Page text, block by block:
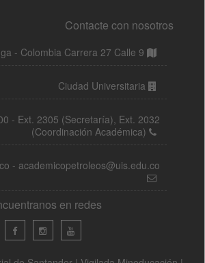
Contacte con nosotros
- Colombia Carrera 27 Calle 9
Ciudad Universitaria
- Ext. 2305 (Secretaría), Ext. 2032
(Coordinación Académica)
- academicopetroleos@uis.edu.co
en redes